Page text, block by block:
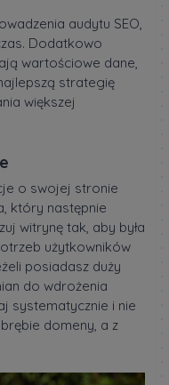
audytu SEO,
Dodatkowo
wartościowe dane,
strategię
większej
o swojej stronie
który następnie
witrynę tak, aby była
użytkowników
posiadasz duży
do wdrożenia
systematycznie i nie
domeny, a z